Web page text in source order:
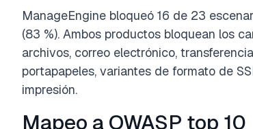
ManageEngine bloqueó 16 de 23
(83 %). Ambos productos bloquean los
archivos, correo electrónico,
portapapeles, variantes de formato de
impresión.
Mapeo a OWASP top 10